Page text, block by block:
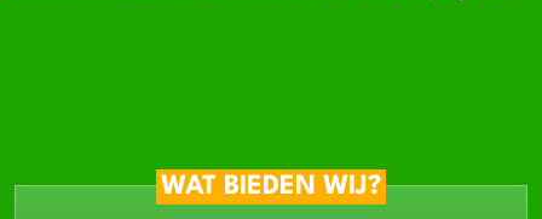
WAT BIEDEN WIJ?